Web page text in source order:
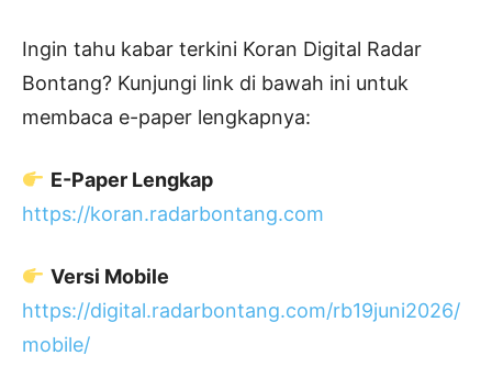
Ingin tahu kabar terkini Koran Digital Radar
Bontang? Kunjungi link di bawah ini untuk
membaca e-paper lengkapnya:
E-Paper Lengkap
https://koran.radarbontang.com
Versi Mobile
https://digital.radarbontang.com/rb19juni2026/
mobile/